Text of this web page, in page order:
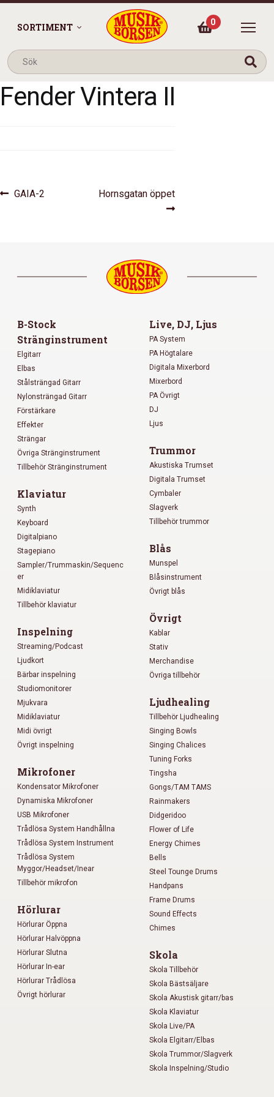
SORTIMENT 0
Fender Vintera II
Inläggsnavigering
Föregående
GAIA-2
Nästa
Hornsgatan öppet
B-Stock
Stränginstrument
Elgitarr
Elbas
Stålsträngad Gitarr
Nylonsträngad Gitarr
Förstärkare
Effekter
Strängar
Övriga Stränginstrument
Tillbehör Stränginstrument
Klaviatur
Synth
Keyboard
Digitalpiano
Stagepiano
Sampler/Trummaskin/Sequenc
er
Midiklaviatur
Tillbehör klaviatur
Inspelning
Streaming/Podcast
Ljudkort
Bärbar inspelning
Studiomonitorer
Mjukvara
Midiklaviatur
Midi övrigt
Övrigt inspelning
Mikrofoner
Kondensator Mikrofoner
Dynamiska Mikrofoner
USB Mikrofoner
Trådlösa System Handhållna
Trådlösa System Instrument
Trådlösa System
Myggor/Headset/Inear
Tillbehör mikrofon
Hörlurar
Hörlurar Öppna
Hörlurar Halvöppna
Hörlurar Slutna
Hörlurar In-ear
Hörlurar Trådlösa
Övrigt hörlurar
Live, DJ, Ljus
PA System
PA Högtalare
Digitala Mixerbord
Mixerbord
PA Övrigt
DJ
Ljus
Trummor
Akustiska Trumset
Digitala Trumset
Cymbaler
Slagverk
Tillbehör trummor
Blås
Munspel
Blåsinstrument
Övrigt blås
Övrigt
Kablar
Stativ
Merchandise
Övriga tillbehör
Ljudhealing
Tillbehör Ljudhealing
Singing Bowls
Singing Chalices
Tuning Forks
Tingsha
Gongs/TAM TAMS
Rainmakers
Didgeridoo
Flower of Life
Energy Chimes
Bells
Steel Tounge Drums
Handpans
Frame Drums
Sound Effects
Chimes
Skola
Skola Tillbehör
Skola Bästsäljare
Skola Akustisk gitarr/bas
Skola Klaviatur
Skola Live/PA
Skola Elgitarr/Elbas
Skola Trummor/Slagverk
Skola Inspelning/Studio